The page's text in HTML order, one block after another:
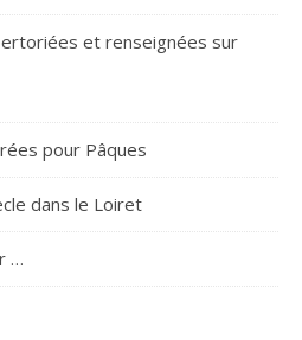
et renseignées sur
pour Pâques
dans le Loiret
…